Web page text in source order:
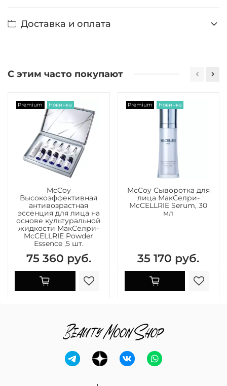
Доставка и оплата
С этим часто покупают
Premium Новинка
McCoy
Высокоэффективная
антивозрастная
эссенция для лица на
основе культуральной
жидкости МакСелри-
McCELLRIE Powder
Essence ,5 шт.
75 360 руб.
Premium Новинка
McCoy Сыворотка для
лица МакСелри-
McCELLRIE Serum, 30
мл
35 170 руб.